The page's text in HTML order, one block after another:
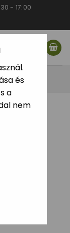
és
a
nem
- 17:00